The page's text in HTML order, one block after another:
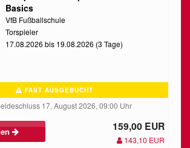
Basics
VfB Fußballschule
Torspieler
17.08.2026 bis 19.08.2026 (3 Tage)
FAST AUSGEBUCHT
17. August 2026, 09:00 Uhr
159,00 EUR
143,10 EUR